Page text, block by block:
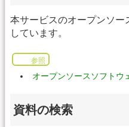
本サービスのオープンソー
しています。
参照
オープンソースソフトウ
資料の検索